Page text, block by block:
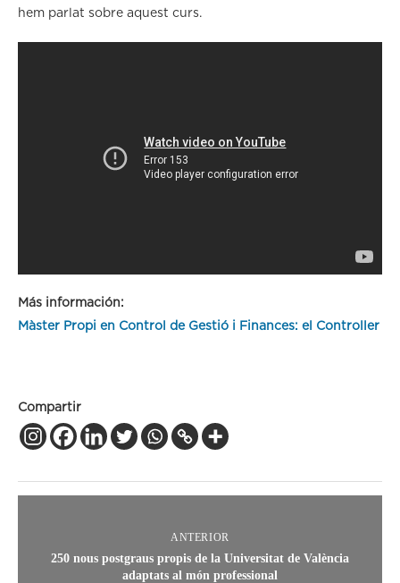
hem parlat sobre aquest curs.
Más información:
Màster Propi en Control de Gestió i Finances: el Controller
Compartir
ANTERIOR
250 nous postgraus propis de la Universitat de València
adaptats al món professional